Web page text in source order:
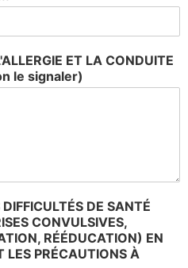
ET LA CONDUITE
le signaler)
DE SANTÉ
CONVULSIVES,
RÉÉDUCATION) EN
LES PRÉCAUTIONS À